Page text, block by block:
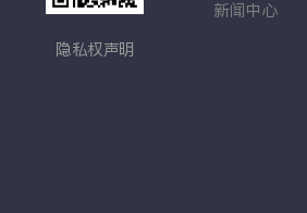
隐私权声明
新闻中心